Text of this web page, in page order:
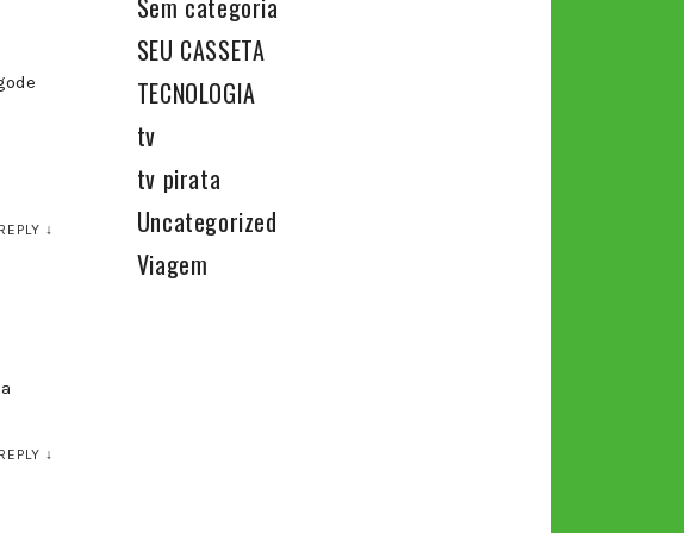
REPLY ↓
REPLY ↓
Sem categoria
SEU CASSETA
TECNOLOGIA
tv
tv pirata
Uncategorized
Viagem